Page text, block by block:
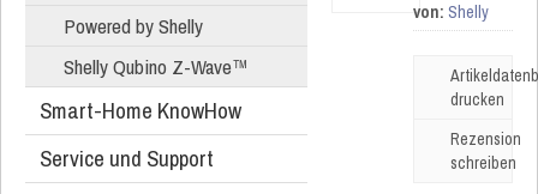
Powered by Shelly
Shelly Qubino Z-Wave™
Smart-Home KnowHow
Service und Support
von: Shelly
drucken
Rezension
schreiben